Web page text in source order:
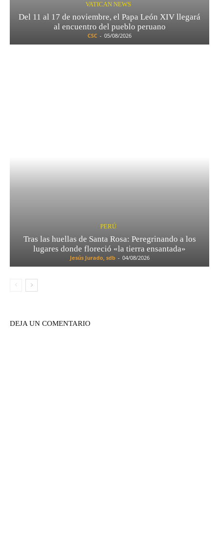
VATICAN NEWS
Del 11 al 17 de noviembre, el Papa León XIV llegará
al encuentro del pueblo peruano
CSC - 05/08/2026
PERÚ
Tras las huellas de Santa Rosa: Peregrinando a los
lugares donde floreció «la tierra ensantada»
Jesús Jurado, sdb - 04/08/2026
DEJA UN COMENTARIO